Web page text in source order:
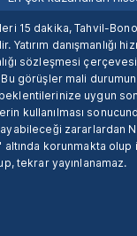
15 dakika, Tahvil-
danışmanlığı
sözleşmesi
görüşler mali
uygun
sonucunda
zararlardan
korunmakta olup
tekrar yayınlanamaz.